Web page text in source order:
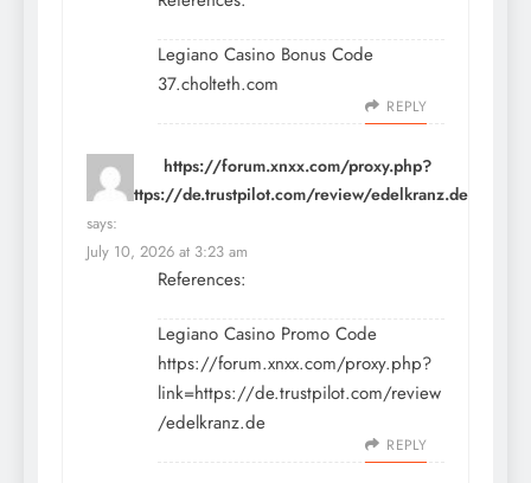
Legiano Casino Bonus Code
37.cholteth.com
REPLY
https://forum.xnxx.com/proxy.php?
link=https://de.trustpilot.com/review/edelkranz.de
says:
July 10, 2026 at 3:23 am
References:
Legiano Casino Promo Code
https://forum.xnxx.com/proxy.php?
link=https://de.trustpilot.com/review
/edelkranz.de
REPLY